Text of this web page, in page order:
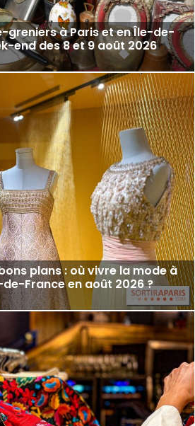
greniers à Paris et en Île-de-
end des 8 et 9 août 2026
plans : où vivre la mode à
France en août 2026 ?